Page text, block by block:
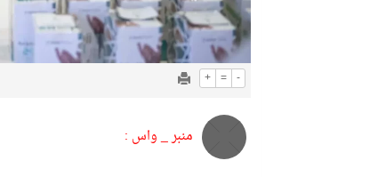
+ = -
منبر _ واس :